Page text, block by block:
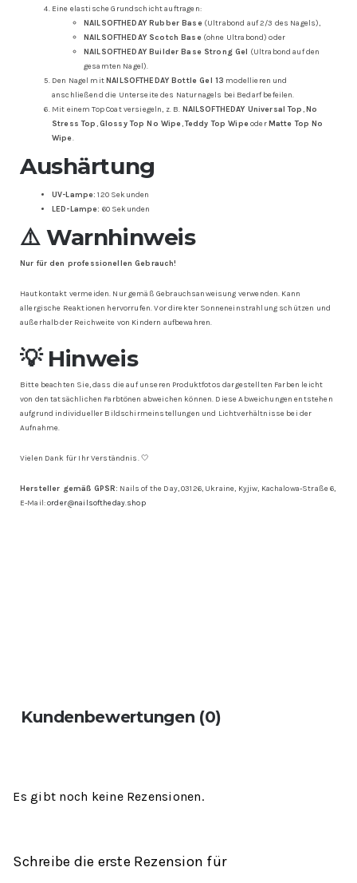
Eine elastische Grundschicht auftragen:
NAILSOFTHEDAY Rubber Base(Ultrabond auf 2/3 des Nagels),
NAILSOFTHEDAY Scotch Base(ohne Ultrabond) oder
NAILSOFTHEDAY Builder Base Strong Gel (Ultrabond auf den
gesamten Nagel).
Den Nagel mitNAILSOFTHEDAY Bottle Gel 13 modellieren und
anschließend die Unterseite des Naturnagels bei Bedarf befeilen.
Mit einem Top Coat versiegeln, z. B. NAILSOFTHEDAY Universal Top,No
Stress Top,Glossy Top No Wipe,Teddy Top WipeoderMatte Top No
Wipe.
Aushärtung
UV-Lampe: 120 Sekunden
LED-Lampe: 60 Sekunden
⚠️ Warnhinweis
Nur für den professionellen Gebrauch!
Hautkontakt vermeiden. Nur gemäß Gebrauchsanweisung verwenden. Kann
allergische Reaktionen hervorrufen. Vor direkter Sonneneinstrahlung schützen und
außerhalb der Reichweite von Kindern aufbewahren.
💡 Hinweis
Bitte beachten Sie, dass die auf unseren Produktfotos dargestellten Farben leicht
von den tatsächlichen Farbtönen abweichen können. Diese Abweichungen entstehen
aufgrund individueller Bildschirmeinstellungen und Lichtverhältnisse bei der
Aufnahme.
Vielen Dank für Ihr Verständnis. 🤍
Hersteller gemäß GPSR: Nails of the Day, 03126, Ukraine, Kyjiw, Kachalowa-Straße 6,
E-Mail:order@nailsoftheday.shop
Kundenbewertungen (0)
Es gibt noch keine Rezensionen.
Schreibe die erste Rezension für